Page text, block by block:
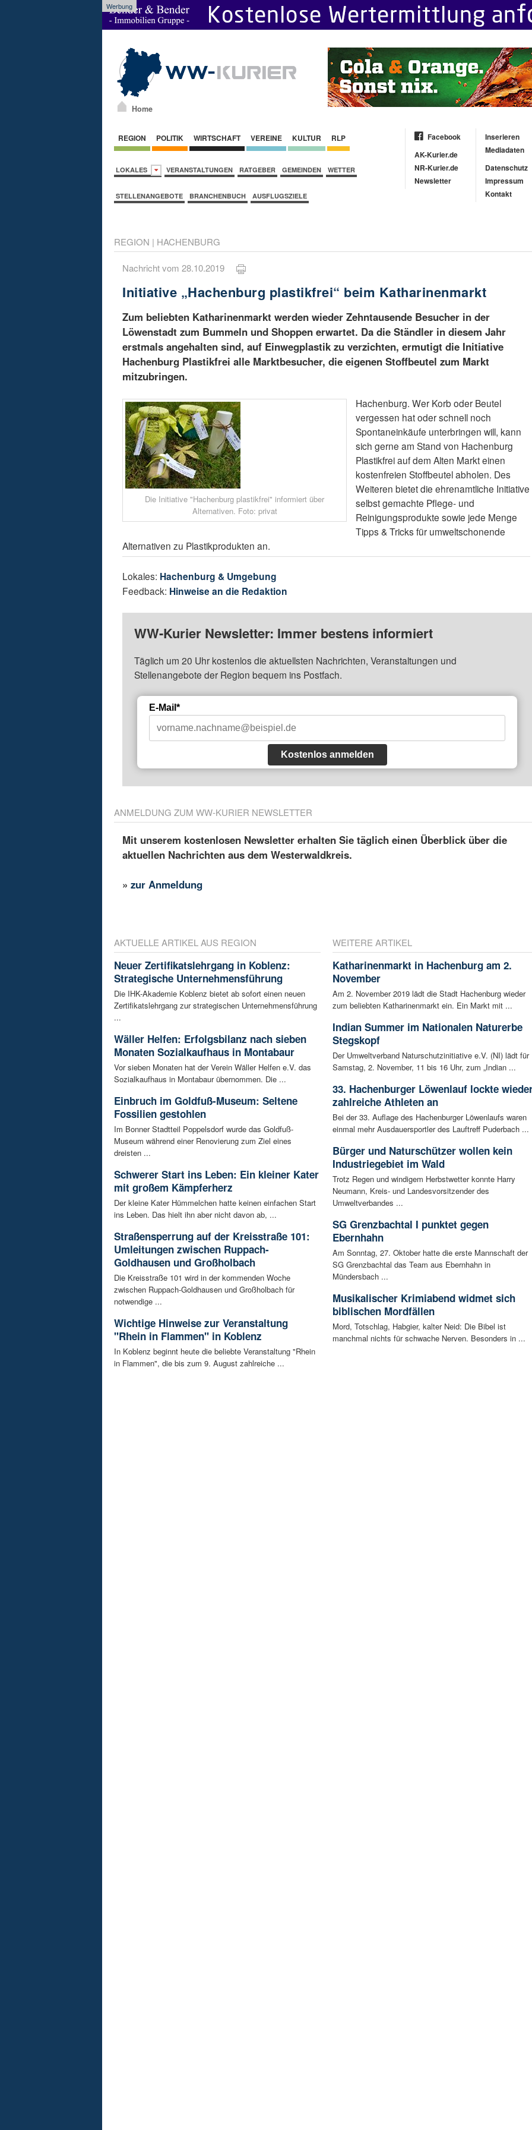
Werbung
Home
REGION POLITIK WIRTSCHAFT VEREINE KULTUR RLP
LOKALES VERANSTALTUNGEN RATGEBER GEMEINDEN WETTER
STELLENANGEBOTE BRANCHENBUCH AUSFLUGSZIELE
Facebook
AK-Kurier.de
NR-Kurier.de
Newsletter
Inserieren
Mediadaten
Datenschutz
Impressum
Kontakt
REGION | HACHENBURG
Nachricht vom 28.10.2019
Initiative „Hachenburg plastikfrei“ beim Katharinenmarkt
Zum beliebten Katharinenmarkt werden wieder Zehntausende Besucher in der
Löwenstadt zum Bummeln und Shoppen erwartet. Da die Ständler in diesem Jahr
erstmals angehalten sind, auf Einwegplastik zu verzichten, ermutigt die Initiative
Hachenburg Plastikfrei alle Marktbesucher, die eigenen Stoffbeutel zum Markt
mitzubringen.
Die Initiative "Hachenburg plastikfrei" informiert über
Alternativen. Foto: privat
Hachenburg. Wer Korb oder Beutel
vergessen hat oder schnell noch
Spontaneinkäufe unterbringen will, kann
sich gerne am Stand von Hachenburg
Plastikfrei auf dem Alten Markt einen
kostenfreien Stoffbeutel abholen. Des
Weiteren bietet die ehrenamtliche Initiative
selbst gemachte Pflege- und
Reinigungsprodukte sowie jede Menge
Tipps & Tricks für umweltschonende
Alternativen zu Plastikprodukten an.
Lokales: Hachenburg & Umgebung
Feedback: Hinweise an die Redaktion
WW-Kurier Newsletter: Immer bestens informiert
Täglich um 20 Uhr kostenlos die aktuellsten Nachrichten, Veranstaltungen und
Stellenangebote der Region bequem ins Postfach.
E-Mail*
Kostenlos anmelden
ANMELDUNG ZUM WW-KURIER NEWSLETTER
Mit unserem kostenlosen Newsletter erhalten Sie täglich einen Überblick über die
aktuellen Nachrichten aus dem Westerwaldkreis.
»zur Anmeldung
AKTUELLE ARTIKEL AUS REGION
Neuer Zertifikatslehrgang in Koblenz:
Strategische Unternehmensführung
Die IHK-Akademie Koblenz bietet ab sofort einen neuen
Zertifikatslehrgang zur strategischen Unternehmensführung
...
Wäller Helfen: Erfolgsbilanz nach sieben
Monaten Sozialkaufhaus in Montabaur
Vor sieben Monaten hat der Verein Wäller Helfen e.V. das
Sozialkaufhaus in Montabaur übernommen. Die ...
Einbruch im Goldfuß-Museum: Seltene
Fossilien gestohlen
Im Bonner Stadtteil Poppelsdorf wurde das Goldfuß-
Museum während einer Renovierung zum Ziel eines
dreisten ...
Schwerer Start ins Leben: Ein kleiner Kater
mit großem Kämpferherz
Der kleine Kater Hümmelchen hatte keinen einfachen Start
ins Leben. Das hielt ihn aber nicht davon ab, ...
Straßensperrung auf der Kreisstraße 101:
Umleitungen zwischen Ruppach-
Goldhausen und Großholbach
Die Kreisstraße 101 wird in der kommenden Woche
zwischen Ruppach-Goldhausen und Großholbach für
notwendige ...
Wichtige Hinweise zur Veranstaltung
"Rhein in Flammen" in Koblenz
In Koblenz beginnt heute die beliebte Veranstaltung "Rhein
in Flammen", die bis zum 9. August zahlreiche ...
WEITERE ARTIKEL
Katharinenmarkt in Hachenburg am 2.
November
Am 2. November 2019 lädt die Stadt Hachenburg wieder
zum beliebten Katharinenmarkt ein. Ein Markt mit ...
Indian Summer im Nationalen Naturerbe
Stegskopf
Der Umweltverband Naturschutzinitiative e.V. (NI) lädt für
Samstag, 2. November, 11 bis 16 Uhr, zum „Indian ...
33. Hachenburger Löwenlauf lockte
zahlreiche Athleten an
Bei der 33. Auflage des Hachenburger Löwenlaufs waren
einmal mehr Ausdauersportler des Lauftreff Puderbach ...
Bürger und Naturschützer wollen kein
Industriegebiet im Wald
Trotz Regen und windigem Herbstwetter konnte Harry
Neumann, Kreis- und Landesvorsitzender des
Umweltverbandes ...
SG Grenzbachtal I punktet gegen
Ebernhahn
Am Sonntag, 27. Oktober hatte die erste Mannschaft der
SG Grenzbachtal das Team aus Ebernhahn in
Mündersbach ...
Musikalischer Krimiabend widmet sich
biblischen Mordfällen
Mord, Totschlag, Habgier, kalter Neid: Die Bibel ist
manchmal nichts für schwache Nerven. Besonders in ...